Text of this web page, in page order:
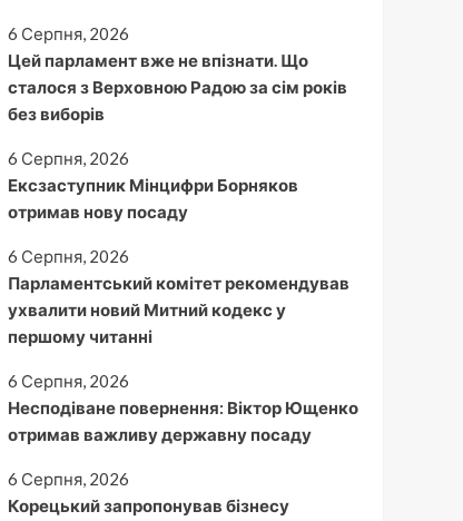
6 Серпня, 2026
Цей парламент вже не впізнати. Що
сталося з Верховною Радою за сім років
без виборів
6 Серпня, 2026
Ексзаступник Мінцифри Борняков
отримав нову посаду
6 Серпня, 2026
Парламентський комітет рекомендував
ухвалити новий Митний кодекс у
першому читанні
6 Серпня, 2026
Несподіване повернення: Віктор Ющенко
отримав важливу державну посаду
6 Серпня, 2026
Корецький запропонував бізнесу